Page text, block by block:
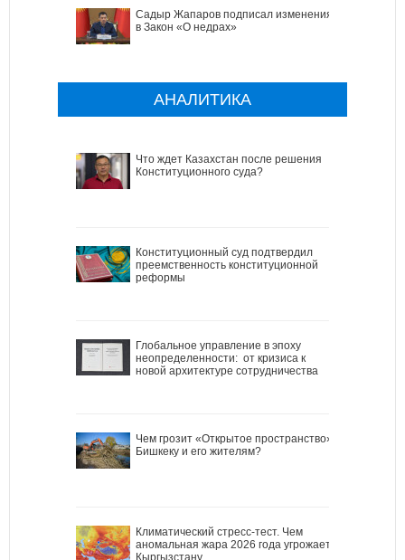
Садыр Жапаров подписал изменения
в Закон «О недрах»
АНАЛИТИКА
Что ждет Казахстан после решения
Конституционного суда?
Конституционный суд подтвердил
преемственность конституционной
реформы
Глобальное управление в эпоху
неопределенности: от кризиса к
новой архитектуре сотрудничества
Чем грозит «Открытое пространство»
Бишкеку и его жителям?
Климатический стресс-тест. Чем
аномальная жара 2026 года угрожает
Кыргызстану